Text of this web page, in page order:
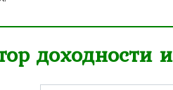
доходности